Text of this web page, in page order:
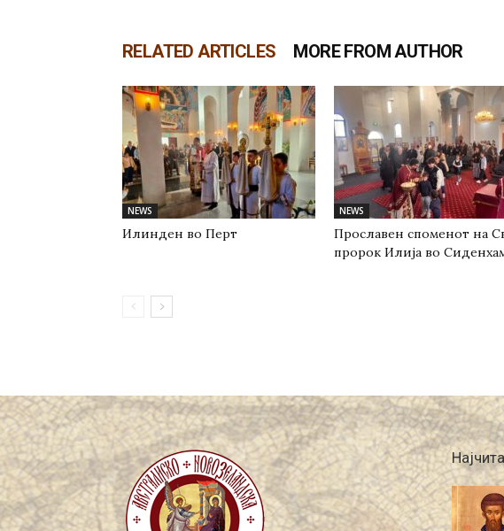
RELATED ARTICLES MORE FROM AUTHOR
NEWS
Илинден во Перт
NEWS
Прославен споменот на
пророк Илија во